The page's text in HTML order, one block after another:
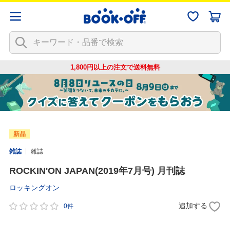
1,800円以上の注文で送料無料
新品
雑誌 雑誌
ROCKIN'ON JAPAN(2019年7月号) 月刊誌
ロッキングオン
0件 追加する